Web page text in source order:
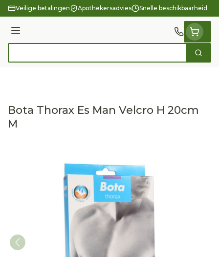
Ga naar de inhoud
Veilige betalingen Apothekersadvies Snelle beschikbaarheid
Menu
Zoek
Bota Thorax Es Man Velcro H 20cm
M